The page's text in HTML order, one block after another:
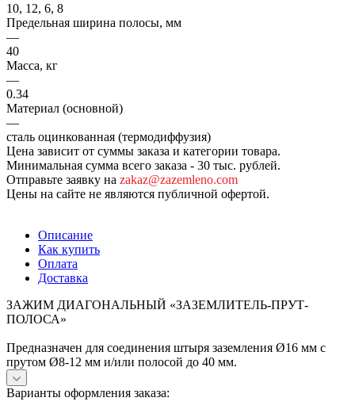
10, 12, 6, 8
Предельная ширина полосы, мм
—
40
Масса, кг
—
0.34
Материал (основной)
—
сталь оцинкованная (термодиффузия)
Цена зависит от суммы заказа и категории товара.
Минимальная сумма всего заказа - 30 тыс. рублей.
Отправьте заявку на zakaz@zazemleno.com
Цены на сайте не являются публичной офертой.
Описание
Как купить
Оплата
Доставка
ЗАЖИМ ДИАГОНАЛЬНЫЙ «ЗАЗЕМЛИТЕЛЬ-ПРУТ-
ПОЛОСА»
Предназначен для соединения штыря заземления Ø16 мм с
прутом Ø8-12 мм и/или полосой до 40 мм.
Варианты оформления заказа: